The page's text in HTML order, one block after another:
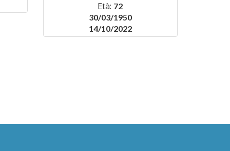
Età: 72
30/03/1950
14/10/2022